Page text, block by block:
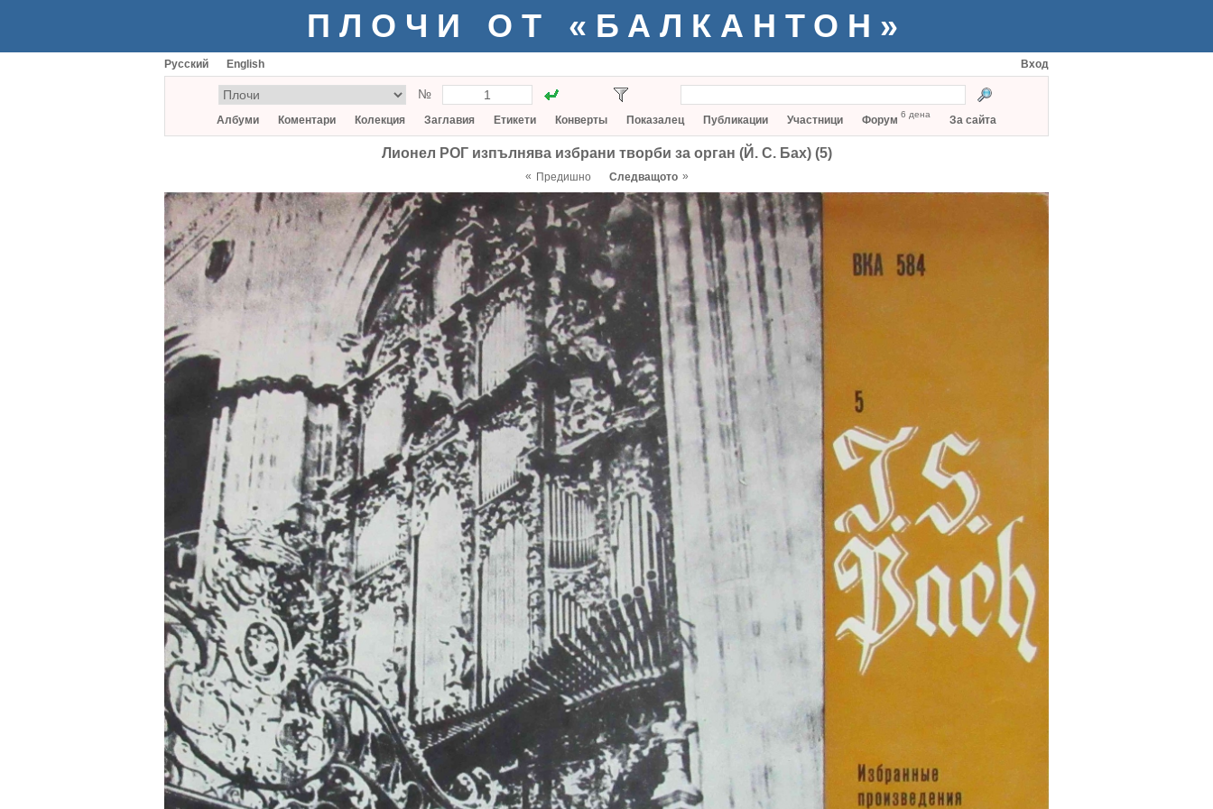
ПЛОЧИ ОТ «БАЛКАНТОН»
Русский English Вход
№
Албуми Коментари Колекция Заглавия Етикети Конверты Показалец Публикации Участници Форум 6 дена За сайта
Лионел РОГ изпълнява избрани творби за орган (Й. С. Бах) (5)
« Предишно Следващото »